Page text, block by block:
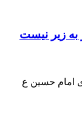
زیر نیست
امام حسین ع